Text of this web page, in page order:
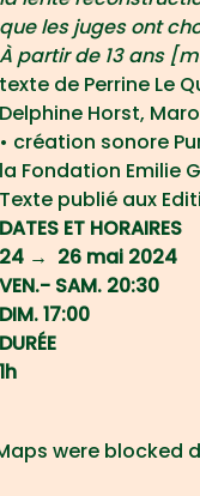
que les juges ont
À partir de 13 ans
texte de Perrine Le
Delphine Horst,
• création sonore
la Fondation Emilie
Texte publié aux
DATES ET HORAIRES
24 →  26 mai 2024
VEN.- SAM. 20:30
DIM. 17:00
DURÉE
1h
were blocked